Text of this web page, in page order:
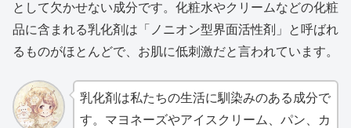
として欠かせない成分です。化粧水やクリームなどの化粧
品に含まれる乳化剤は「ノニオン型界面活性剤」と呼ばれ
るものがほとんどで、お肌に低刺激だと言われています。
乳化剤は私たちの生活に馴染みのある成分で
す。マヨネーズやアイスクリーム、パン、カ